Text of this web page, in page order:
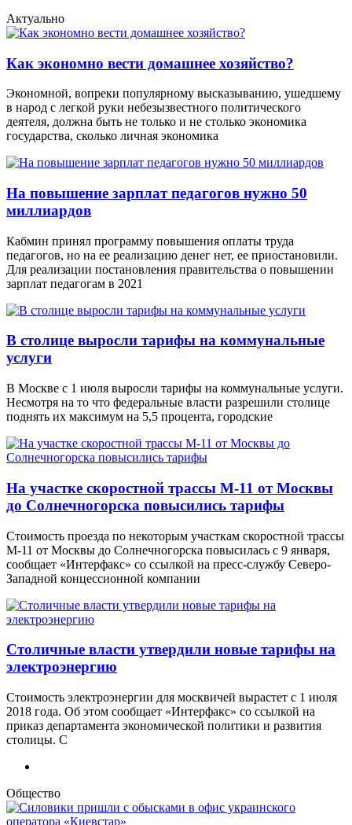
Актуально
Как экономно вести домашнее хозяйство?
Экономной, вопреки популярному высказыванию, ушедшему
в народ с легкой руки небезызвестного политического
деятеля, должна быть не только и не столько экономика
государства, сколько личная экономика
На повышение зарплат педагогов нужно 50
миллиардов
Кабмин принял программу повышения оплаты труда
педагогов, но на ее реализацию денег нет, ее приостановили.
Для реализации постановления правительства о повышении
зарплат педагогам в 2021
В столице выросли тарифы на коммунальные
услуги
В Москве с 1 июля выросли тарифы на коммунальные услуги.
Несмотря на то что федеральные власти разрешили столице
поднять их максимум на 5,5 процента, городские
На участке скоростной трассы М-11 от Москвы
до Солнечногорска повысились тарифы
Стоимость проезда по некоторым участкам скоростной трассы
М-11 от Москвы до Солнечногорска повысилась с 9 января,
сообщает «Интерфакс» со ссылкой на пресс-службу Северо-
Западной концессионной компании
Столичные власти утвердили новые тарифы на
электроэнергию
Стоимость электроэнергии для москвичей вырастет с 1 июля
2018 года. Об этом сообщает «Интерфакс» со ссылкой на
приказ департамента экономической политики и развития
столицы. С
Общество